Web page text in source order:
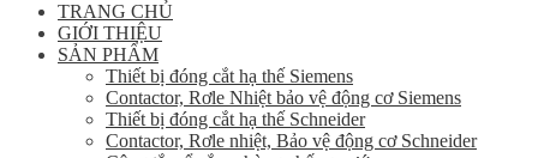
TRANG CHỦ
GIỚI THIỆU
SẢN PHẨM
Thiết bị đóng cắt hạ thế Siemens
Contactor, Rơle Nhiệt bảo vệ động cơ Siemens
Thiết bị đóng cắt hạ thế Schneider
Contactor, Rơle nhiệt, Bảo vệ động cơ Schneider